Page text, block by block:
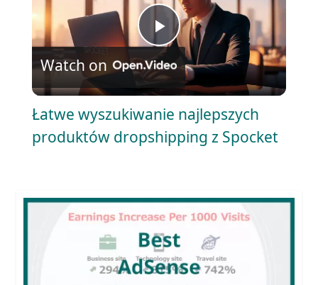
P
l
a
V
i
Watch on
Łatwe wyszukiwanie najlepszych
produktów dropshipping z Spocket